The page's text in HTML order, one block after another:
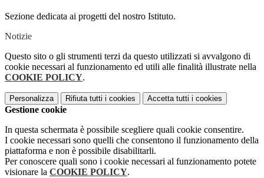
Sezione dedicata ai progetti del nostro Istituto.
Notizie
Questo sito o gli strumenti terzi da questo utilizzati si avvalgono di
cookie necessari al funzionamento ed utili alle finalità illustrate nella
COOKIE POLICY.
Personalizza Rifiuta tutti i cookies Accetta tutti i cookies
Gestione cookie
In questa schermata è possibile scegliere quali cookie consentire.
I cookie necessari sono quelli che consentono il funzionamento della
piattaforma e non è possibile disabilitarli.
Per conoscere quali sono i cookie necessari al funzionamento potete
visionare la COOKIE POLICY.